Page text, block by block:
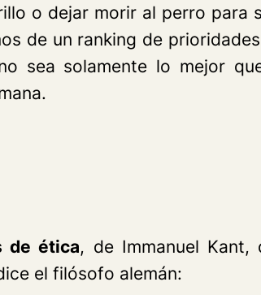
o dejar morir al perro para
de un ranking de
sea solamente lo mejor
de ética, de Immanuel
el filósofo alemán: